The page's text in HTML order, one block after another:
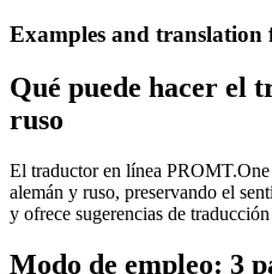
Examples and translation
Qué puede hacer el
ruso
El traductor en línea
alemán y ruso, preservando el
y ofrece sugerencias de
Modo de empleo: 3